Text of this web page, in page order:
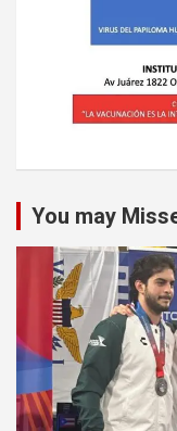
You may